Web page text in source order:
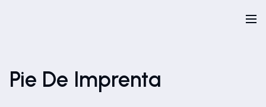
Pie De Imprenta